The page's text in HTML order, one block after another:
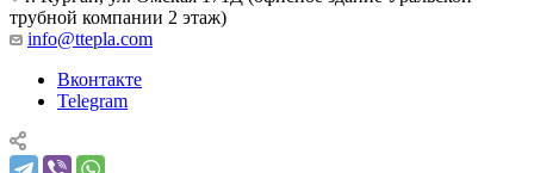
трубной компании 2 этаж)
info@ttepla.com
Вконтакте
Telegram